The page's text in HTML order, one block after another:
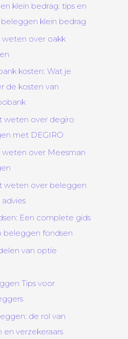
klein bedrag: tips en
klein bedrag
over oakk
kosten: Wat je
de kosten van
weten over degiro
met DEGIRO
over Meesman
weten over beleggen
Een complete gids
beleggen fondsen
van optie
Tips voor
de rol van
en verzekeraars